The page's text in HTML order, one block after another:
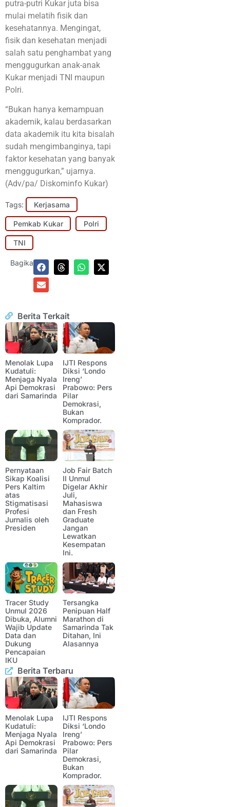
putra-putri Kukar juta bisa
mulai melatih fisik dan
kesehatannya. Mengingat,
fisik dan kesehatan menjadi
salah satu penghambat yang
menggugurkan anak-anak
Kukar menjadi TNI maupun
Polri.
“Bukan hanya kemampuan
akademik, kalau berdasarkan
data akademik itu kita bisalah
sudah mengimbanginya, tapi
faktor kesehatan yang banyak
menggugurkan,” ujarnya.
(Adv/pa/ Diskominfo Kukar)
Tags: Kerjasama
Pemkab Kukar Polri
TNI
Bagikan:
Berita Terkait
Menolak Lupa
Kudatuli:
Menjaga Nyala
Api Demokrasi
dari Samarinda
IJTI Respons
Diksi ‘Londo
Ireng’
Prabowo: Pers
Pilar
Demokrasi,
Bukan
Komprador.
Pernyataan
Sikap Koalisi
Pers Kaltim
atas
Stigmatisasi
Profesi
Jurnalis oleh
Presiden
Job Fair Batch
II Unmul
Digelar Akhir
Juli,
Mahasiswa
dan Fresh
Graduate
Jangan
Lewatkan
Kesempatan
Ini.
Tracer Study
Unmul 2026
Dibuka, Alumni
Wajib Update
Data dan
Dukung
Pencapaian
IKU
Tersangka
Penipuan Half
Marathon di
Samarinda Tak
Ditahan, Ini
Alasannya
Berita Terbaru
Menolak Lupa
Kudatuli:
Menjaga Nyala
Api Demokrasi
dari Samarinda
IJTI Respons
Diksi ‘Londo
Ireng’
Prabowo: Pers
Pilar
Demokrasi,
Bukan
Komprador.